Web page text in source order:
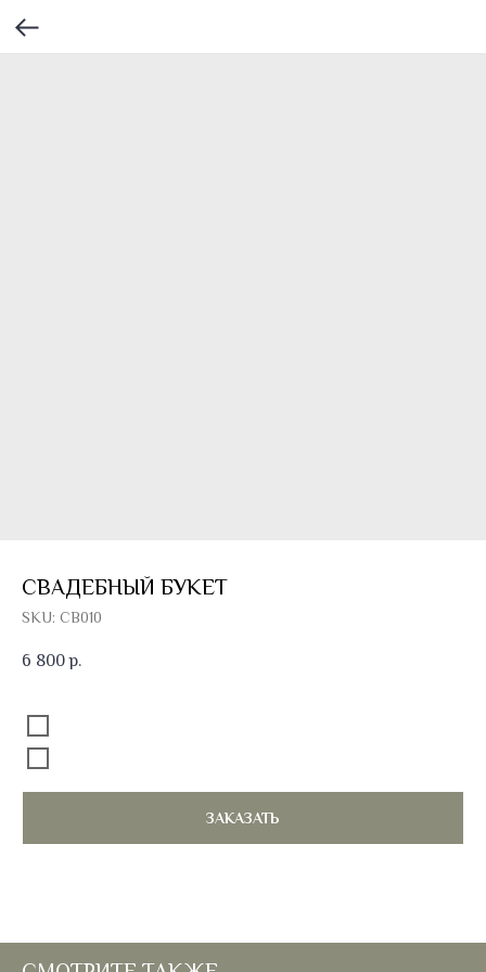
СВАДЕБНЫЙ БУКЕТ
SKU: СВ010
6 800 р.
ЗАКАЗАТЬ